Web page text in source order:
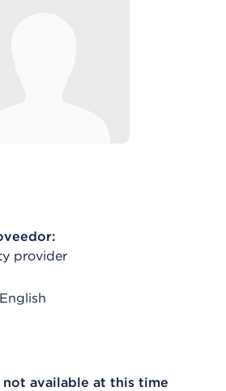
provider
English
available at this time